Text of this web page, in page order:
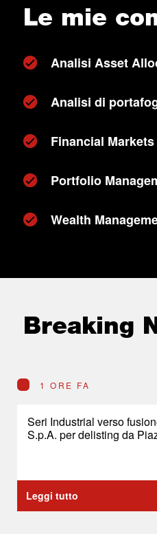
Le mie
Analisi Asset
Analisi di
Financial Markets
Portfolio
Wealth
Breaking
1 ORE FA
Seri Industrial verso
S.p.A. per delisting da
Leggi tutto